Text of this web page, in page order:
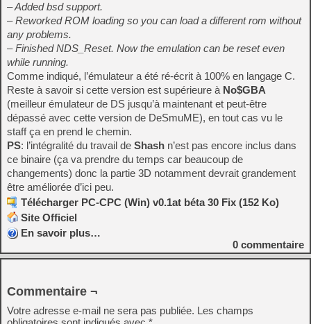
– Added bsd support.
– Reworked ROM loading so you can load a different rom without
any problems.
– Finished NDS_Reset. Now the emulation can be reset even
while running.
Comme indiqué, l’émulateur a été ré-écrit à 100% en langage C.
Reste à savoir si cette version est supérieure à No$GBA
(meilleur émulateur de DS jusqu’à maintenant et peut-être
dépassé avec cette version de DeSmuME), en tout cas vu le
staff ça en prend le chemin.
PS: l’intégralité du travail de Shash n’est pas encore inclus dans
ce binaire (ça va prendre du temps car beaucoup de
changements) donc la partie 3D notamment devrait grandement
être améliorée d’ici peu.
Télécharger PC-CPC (Win) v0.1at béta 30 Fix (152 Ko)
Site Officiel
En savoir plus…
0 commentaire
Commentaire ¬
Votre adresse e-mail ne sera pas publiée. Les champs